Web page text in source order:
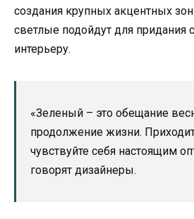
создания крупных акцентных
светлые подойдут для придания
интерьеру.
«Зеленый – это обещание
продолжение жизни.
чувствуйте себя настоящим
говорят дизайнеры.